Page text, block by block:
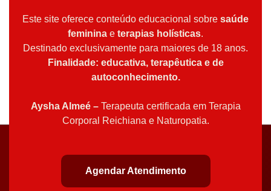
Este site oferece conteúdo educacional sobre saúde
feminina e terapias holísticas.
Destinado exclusivamente para maiores de 18 anos.
Finalidade: educativa, terapêutica e de
autoconhecimento.
Aysha Almeé –Terapeuta certificada em Terapia
Corporal Reichiana e Naturopatia.
Agendar Atendimento